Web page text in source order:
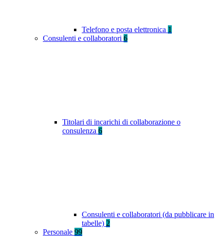
Telefono e posta elettronica 1
Consulenti e collaboratori 6
Titolari di incarichi di collaborazione o
consulenza 6
Consulenti e collaboratori (da pubblicare in
tabelle) 2
Personale 99